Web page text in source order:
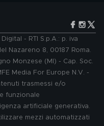
- RTI S.p.A.: p. iva
Nazareno 8, 00187 Roma.
Monzese (MI) - Cap. Soc.
Media For Europe N.V. -
trasmessi e/o
funzionale
artificiale generativa.
mezzi automatizzati